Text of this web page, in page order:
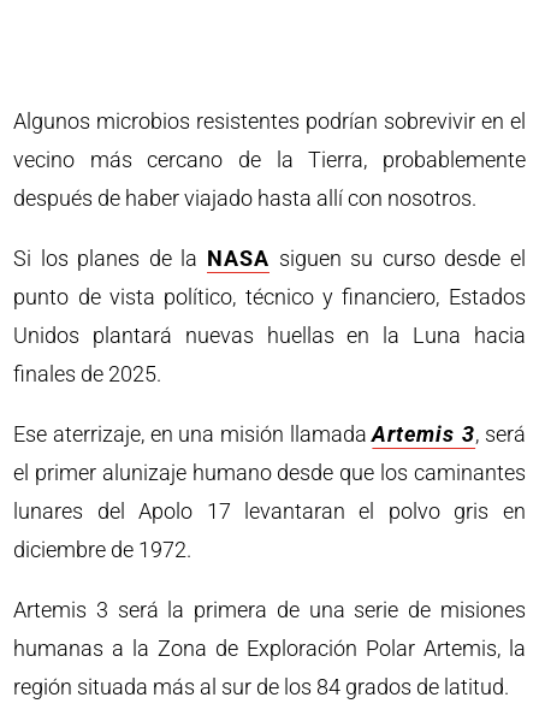
Algunos microbios resistentes podrían sobrevivir en el
vecino más cercano de la Tierra, probablemente
después de haber viajado hasta allí con nosotros.
Si los planes de la NASA siguen su curso desde el
punto de vista político, técnico y financiero, Estados
Unidos plantará nuevas huellas en la Luna hacia
finales de 2025.
Ese aterrizaje, en una misión llamadaArtemis 3, será
el primer alunizaje humano desde que los caminantes
lunares del Apolo 17 levantaran el polvo gris en
diciembre de 1972.
Artemis 3 será la primera de una serie de misiones
humanas a la Zona de Exploración Polar Artemis, la
región situada más al sur de los 84 grados de latitud.